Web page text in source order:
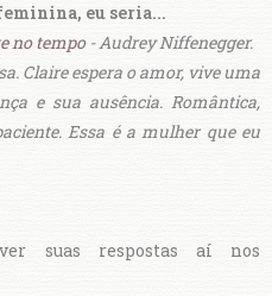
eu seria...
no tempo- Audrey Niffenegger.
Claire espera o amor, vive uma
e sua ausência. Romântica,
Essa é a mulher que eu
suas respostas aí nos